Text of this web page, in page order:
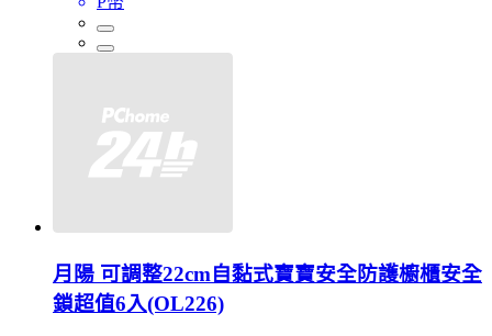
月陽 可調整22cm自黏式寶寶安全防護櫥櫃安全
鎖超值6入(OL226)